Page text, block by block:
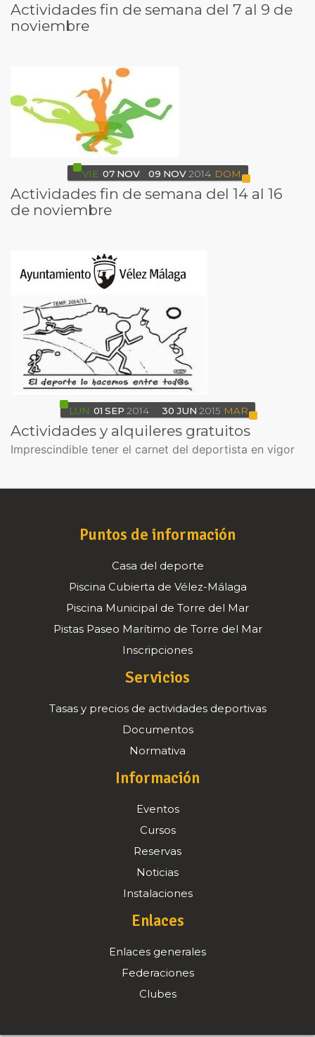
Actividades fin de semana del 7 al 9 de
noviembre
VIE 07 NOV 09 NOV 2014 DOM
Actividades fin de semana del 14 al 16
de noviembre
LUN 01 SEP 2014 30 JUN 2015 MAR
Actividades y alquileres gratuitos
Imprescindible tener el carnet del deportista en vigor
Puntos de información
Casa del deporte
Piscina Cubierta de Vélez-Málaga
Piscina Municipal de Torre del Mar
Pistas Paseo Marítimo de Torre del Mar
Inscripciones
Servicios
Tasas y precios de actividades deportivas
Documentos
Normativa
Información
Eventos
Cursos
Reservas
Noticias
Instalaciones
Enlaces
Enlaces generales
Federaciones
Clubes